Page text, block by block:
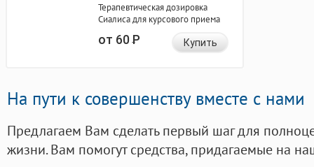
Терапевтическая дозировка
Сиалиса для курсового приема
от 60Р Купить
На пути к совершенству вместе с нами
Предлагаем Вам сделать первый шаг для
жизни. Вам помогут средства, придагаемые на